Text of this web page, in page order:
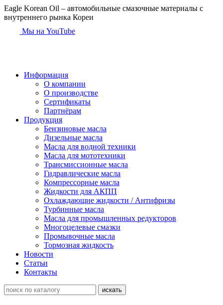
Eagle Korean Oil – автомобильные смазочные материалы с
внутреннего рынка Кореи
Мы на YouTube
Информация
О компании
О производстве
Сертификаты
Партнёрам
Продукция
Бензиновые масла
Дизельные масла
Масла для водной техники
Масла для мототехники
Трансмиссионные масла
Гидравлические масла
Компрессорные масла
Жидкости для АКПП
Охлаждающие жидкости / Антифризы
Турбинные масла
Масла для промышленных редукторов
Многоцелевые смазки
Промывочные масла
Тормозная жидкость
Новости
Статьи
Контакты